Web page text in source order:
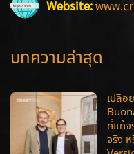
Website:
บทความล่าสุด
เปลือ
ที่แท้จ
จริง